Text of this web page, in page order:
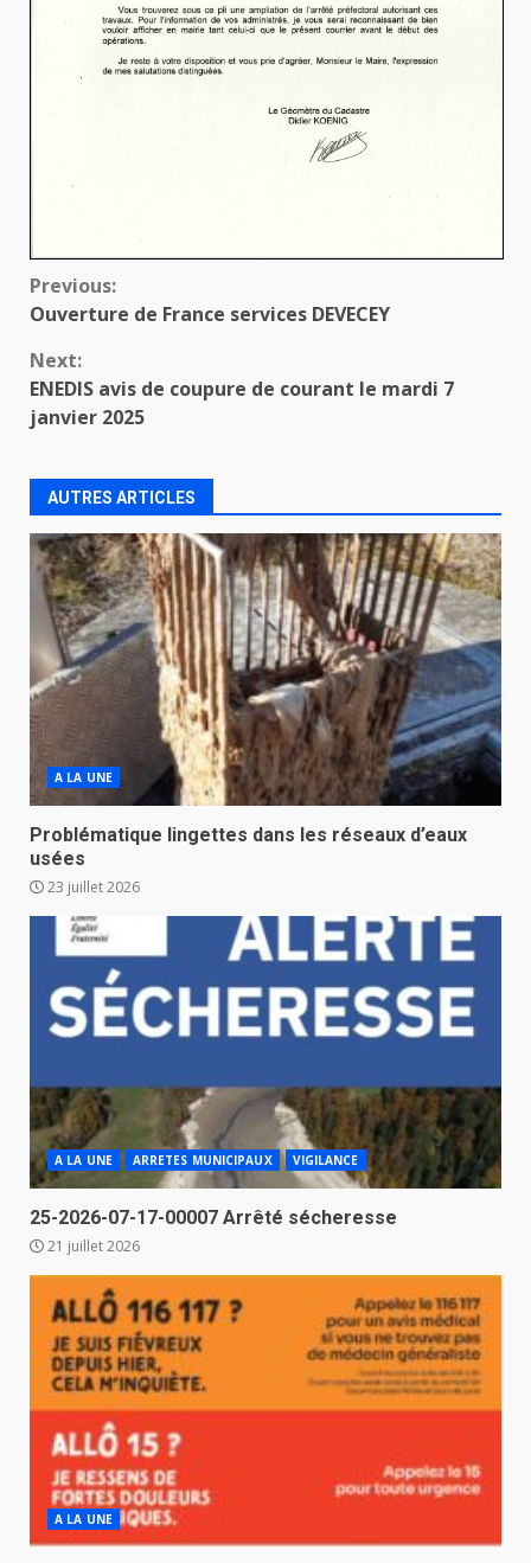
Continue
Previous:
Ouverture de France services DEVECEY
Next:
ENEDIS avis de coupure de courant le mardi 7
janvier 2025
AUTRES ARTICLES
A LA UNE
Problématique lingettes dans les réseaux d’eaux
usées
23 juillet 2026
A LA UNE ARRETES MUNICIPAUX VIGILANCE
25-2026-07-17-00007 Arrêté sécheresse
21 juillet 2026
A LA UNE